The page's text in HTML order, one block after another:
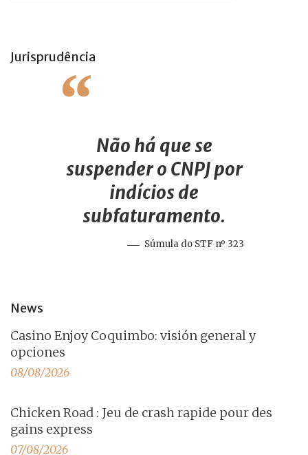
Jurisprudência
Não há que se
suspender o CNPJ por
indícios de
subfaturamento.
Súmula do STF nº 323
News
Casino Enjoy Coquimbo: visión general y
opciones
08/08/2026
Chicken Road : Jeu de crash rapide pour des
gains express
07/08/2026